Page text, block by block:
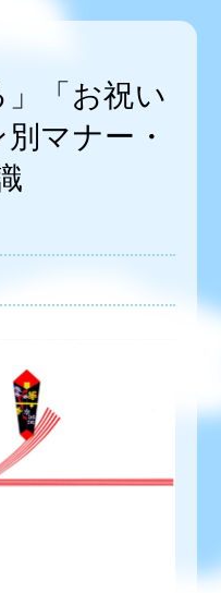
」「お祝い
マナー・